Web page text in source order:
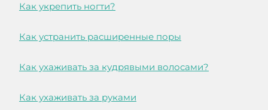
Как укрепить ногти?
Как устранить расширенные поры
Как ухаживать за кудрявыми волосами?
Как ухаживать за руками